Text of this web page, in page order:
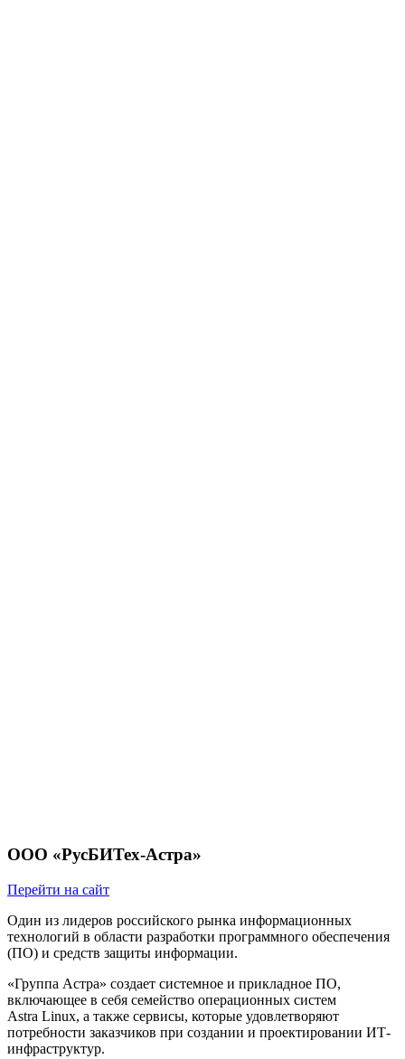
ООО «РусБИТех-Астра»
Перейти на сайт
Один из лидеров российского рынка информационных
технологий в области разработки программного обеспечения
(ПО) и средств защиты информации.
«Группа Астра» создает системное и прикладное ПО,
включающее в себя семейство операционных систем
Astra Linux, а также сервисы, которые удовлетворяют
потребности заказчиков при создании и проектировании ИТ-
инфраструктур.